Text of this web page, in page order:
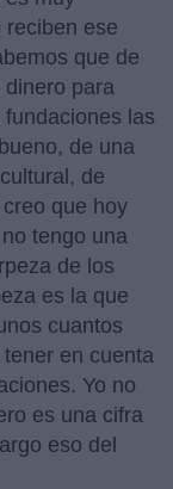
reciben ese
que de
dinero para
las
de una
de
que hoy
tengo una
de los
es la que
cuantos
en cuenta
Yo no
es una cifra
eso del